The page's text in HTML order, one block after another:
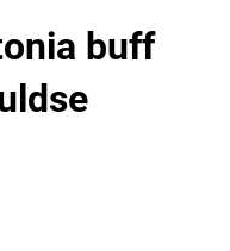
buff